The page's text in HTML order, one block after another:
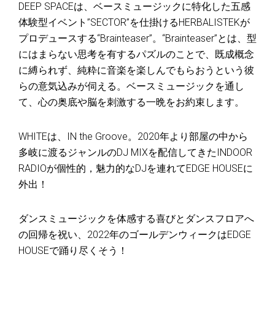
DEEP SPACEは、ベースミュージックに特化した五感
体験型イベント”SECTOR”を仕掛けるHERBALISTEKが
プロデュースする“Brainteaser”。“Brainteaser”とは、型
にはまらない思考を有するパズルのことで、既成概念
に縛られず、純粋に音楽を楽しんでもらおうという彼
らの意気込みが伺える。ベースミュージックを通し
て、心の奥底や脳を刺激する一晩をお約束します。
WHITEは、IN the Groove。2020年より部屋の中から
多岐に渡るジャンルのDJ MIXを配信してきたINDOOR
RADIOが個性的，魅力的なDJを連れてEDGE HOUSEに
外出！
ダンスミュージックを体感する喜びとダンスフロアへ
の回帰を祝い、 2022年のゴールデンウィークはEDGE
HOUSEで踊り尽くそう！